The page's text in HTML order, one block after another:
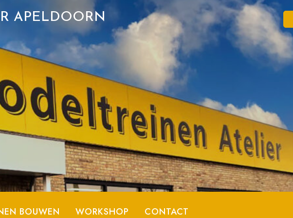
APELDOORN
BOUWEN WORKSHOP CONTACT